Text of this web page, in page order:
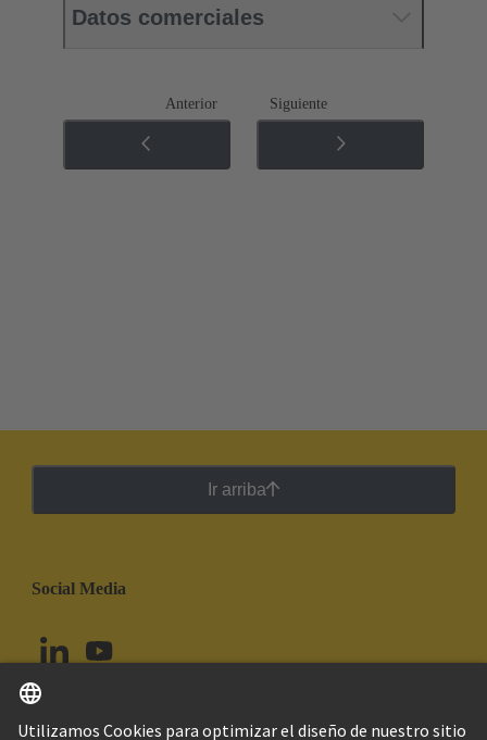
Datos comerciales
Anterior Siguiente
Ir arriba
Social Media